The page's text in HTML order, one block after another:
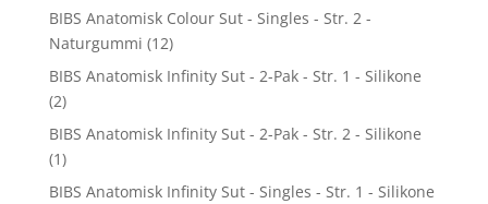
BIBS Anatomisk Colour Sut - Singles - Str. 2 -
Naturgummi (12)
BIBS Anatomisk Infinity Sut - 2-Pak - Str. 1 - Silikone
(2)
BIBS Anatomisk Infinity Sut - 2-Pak - Str. 2 - Silikone
(1)
BIBS Anatomisk Infinity Sut - Singles - Str. 1 - Silikone